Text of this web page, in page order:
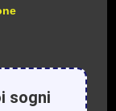
sogni